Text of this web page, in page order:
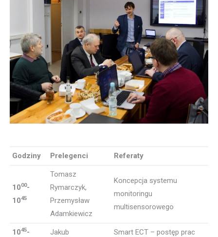
Godziny Prelegenci Referaty
1000-
1045
Tomasz
Rymarczyk,
Przemysław
Adamkiewicz
Koncepcja systemu
monitoringu
multisensorowego
1045-
Jakub
Smart ECT – postęp prac